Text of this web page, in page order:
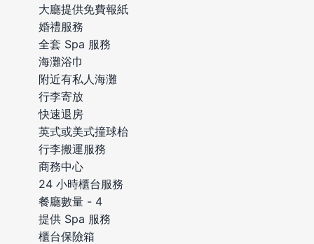
大廳提供免費報紙
婚禮服務
全套 Spa 服務
海灘浴巾
附近有私人海灘
行李寄放
快速退房
英式或美式撞球枱
行李搬運服務
商務中心
24 小時櫃台服務
餐廳數量 - 4
提供 Spa 服務
櫃台保險箱